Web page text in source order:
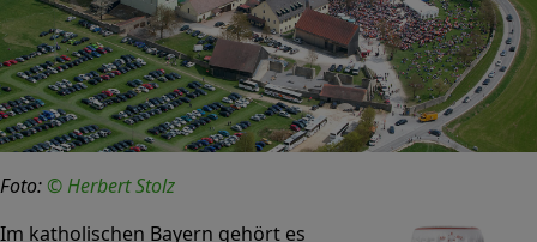
Foto: © Herbert Stolz
Im katholischen Bayern gehört es